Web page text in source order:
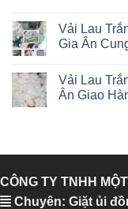
Vải Lau
Gia Ân
Vải Lau
Ân Giao
CÔNG TY TNHH
Chuyên: Giặt ủi